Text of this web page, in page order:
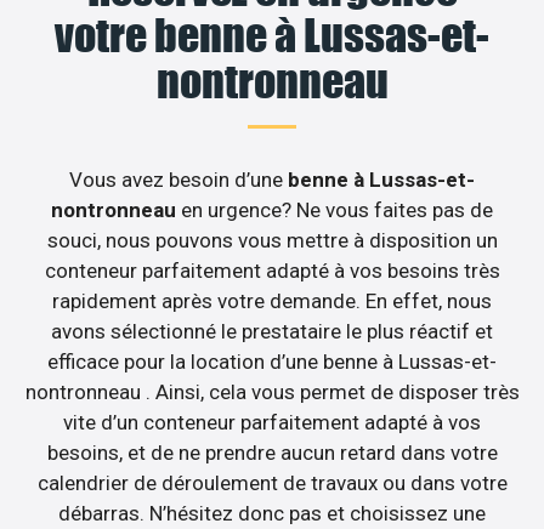
votre benne à Lussas-et-
nontronneau
Vous avez besoin d’une benne à Lussas-et-
nontronneau en urgence? Ne vous faites pas de
souci, nous pouvons vous mettre à disposition un
conteneur parfaitement adapté à vos besoins très
rapidement après votre demande. En effet, nous
avons sélectionné le prestataire le plus réactif et
efficace pour la location d’une benne à Lussas-et-
nontronneau . Ainsi, cela vous permet de disposer très
vite d’un conteneur parfaitement adapté à vos
besoins, et de ne prendre aucun retard dans votre
calendrier de déroulement de travaux ou dans votre
débarras. N’hésitez donc pas et choisissez une